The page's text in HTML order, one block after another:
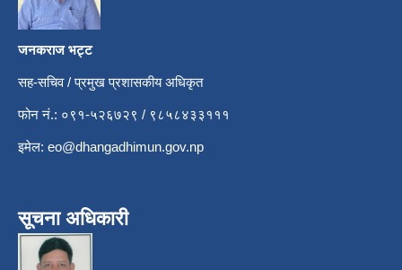
जनकराज भट्ट
सह-सचिव / प्रमुख प्रशासकीय अधिकृत
फोन नं.: ०९१-५२६७२९ / ९८५८४३३१११
इमेल: eo@dhangadhimun.gov.np
सूचना अधिकारी